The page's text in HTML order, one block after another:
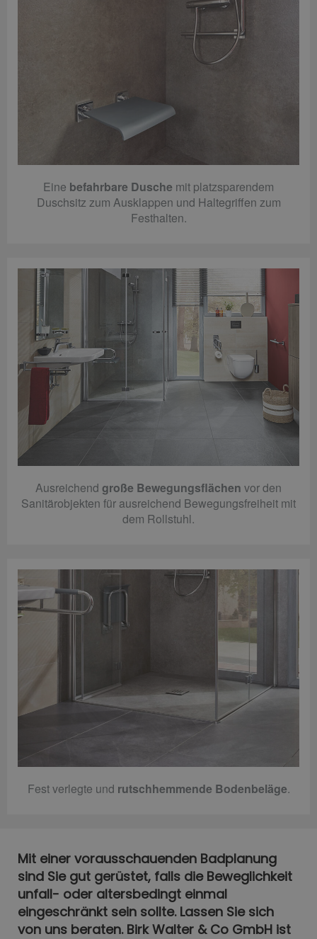
Eine befahrbare Dusche mit platzsparendem
Duschsitz zum Ausklappen und Haltegriffen zum
Festhalten.
Ausreichend große Bewegungsflächen vor den
Sanitärobjekten für ausreichend Bewegungsfreiheit mit
dem Rollstuhl.
Fest verlegte und rutschhemmende Bodenbeläge.
Mit einer vorausschauenden Badplanung
sind Sie gut gerüstet, falls die Beweglichkeit
unfall- oder altersbedingt einmal
eingeschränkt sein sollte. Lassen Sie sich
von uns beraten. Birk Walter & Co GmbH ist